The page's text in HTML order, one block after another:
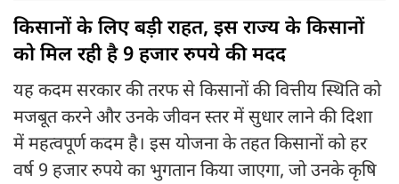
किसानों के लिए बड़ी राहत, इस राज्य के किसानों
को मिल रही है 9 हजार रुपये की मदद
यह कदम सरकार की तरफ से किसानों की वित्तीय स्थिति को
मजबूत करने और उनके जीवन स्तर में सुधार लाने की दिशा
में महत्वपूर्ण कदम है। इस योजना के तहत किसानों को हर
वर्ष 9 हजार रुपये का भुगतान किया जाएगा, जो उनके कृषि